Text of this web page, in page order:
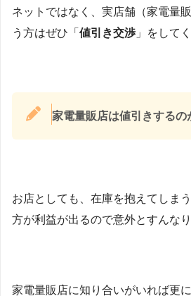
ネットではなく、実店舗（家電量
う方はぜひ「 値引き交渉 」をして
家電量販店は値引きするの
お店としても、在庫を抱えてしま
方が利益が出るので意外とすんな
家電量販店に知り合いがいれば更